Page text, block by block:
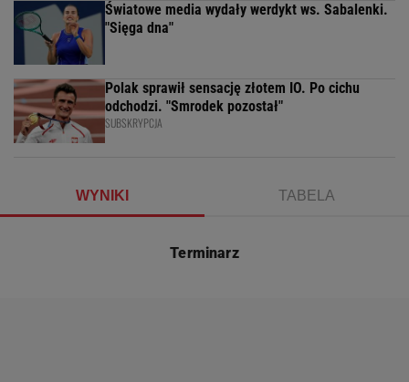
Światowe media wydały werdykt ws. Sabalenki.
"Sięga dna"
Polak sprawił sensację złotem IO. Po cichu
odchodzi. "Smrodek pozostał"
SUBSKRYPCJA
WYNIKI TABELA
Terminarz